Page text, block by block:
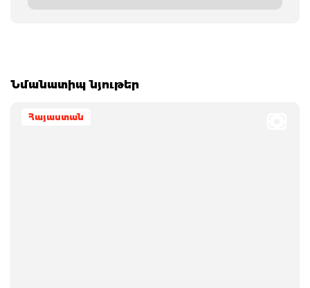
Նմանատիպ նյութեր
Հայաստան